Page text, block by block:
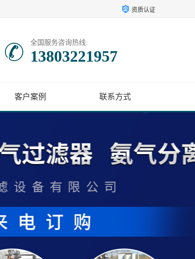
资质认证
全国服务咨询热线:
13803221957
客户案例 联系方式